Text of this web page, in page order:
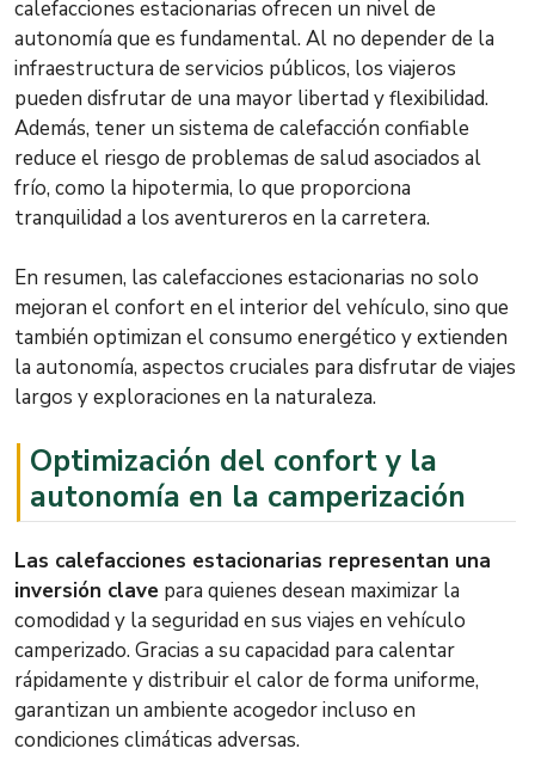
calefacciones estacionarias ofrecen un nivel de
autonomía que es fundamental. Al no depender de la
infraestructura de servicios públicos, los viajeros
pueden disfrutar de una mayor libertad y flexibilidad.
Además, tener un sistema de calefacción confiable
reduce el riesgo de problemas de salud asociados al
frío, como la hipotermia, lo que proporciona
tranquilidad a los aventureros en la carretera.
En resumen, las calefacciones estacionarias no solo
mejoran el confort en el interior del vehículo, sino que
también optimizan el consumo energético y extienden
la autonomía, aspectos cruciales para disfrutar de viajes
largos y exploraciones en la naturaleza.
Optimización del confort y la
autonomía en la camperización
Las calefacciones estacionarias representan una
inversión clave para quienes desean maximizar la
comodidad y la seguridad en sus viajes en vehículo
camperizado. Gracias a su capacidad para calentar
rápidamente y distribuir el calor de forma uniforme,
garantizan un ambiente acogedor incluso en
condiciones climáticas adversas.